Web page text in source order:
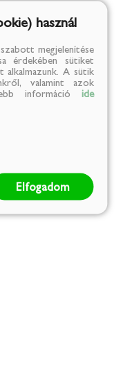
használ
megjelenítése
érdekében sütiket
alkalmazunk. A sütik
valamint azok
információ ide
Elfogadom